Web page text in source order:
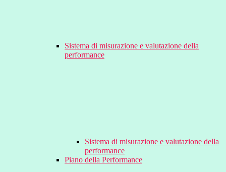
Sistema di misurazione e valutazione della
performance
Sistema di misurazione e valutazione della
performance
Piano della Performance